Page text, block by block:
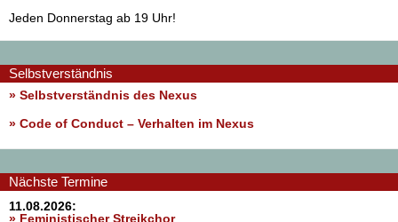
Jeden Donnerstag ab 19 Uhr!
Selbstverständnis
» Selbstverständnis des Nexus
» Code of Conduct – Verhalten im Nexus
Nächste Termine
11.08.2026:
» Feministischer Streikchor